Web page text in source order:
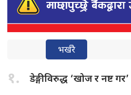
भर्खरै
१. डेङ्गीविरुद्ध ‘खोजर नष्ट